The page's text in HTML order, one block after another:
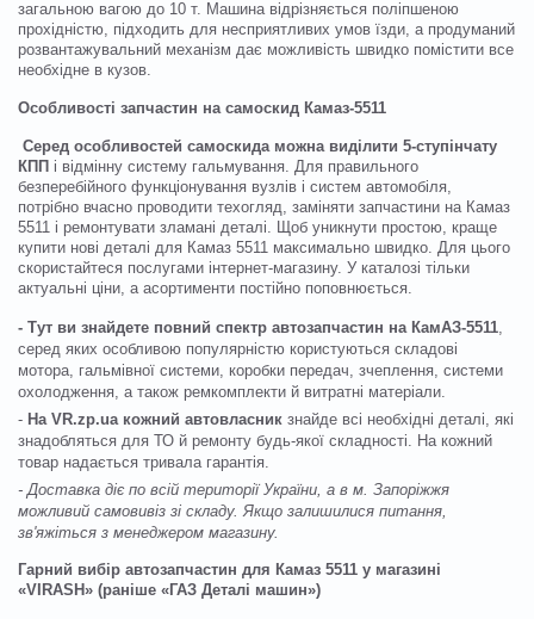
загальною вагою до 10 т. Машина відрізняється поліпшеною
прохідністю, підходить для несприятливих умов їзди, а продуманий
розвантажувальний механізм дає можливість швидко помістити все
необхідне в кузов.
Особливості запчастин на самоскид Камаз-5511
Серед особливостей самоскида можна виділити 5-ступінчату
КПП і відмінну систему гальмування. Для правильного
безперебійного функціонування вузлів і систем автомобіля,
потрібно вчасно проводити техогляд, заміняти запчастини на Камаз
5511 і ремонтувати зламані деталі. Щоб уникнути простою, краще
купити нові деталі для Камаз 5511 максимально швидко. Для цього
скористайтеся послугами інтернет-магазину. У каталозі тільки
актуальні ціни, а асортименти постійно поповнюється.
- Тут ви знайдете повний спектр автозапчастин на КамАЗ-5511,
серед яких особливою популярністю користуються складові
мотора, гальмівної системи, коробки передач, зчеплення, системи
охолодження, а також ремкомплекти й витратні матеріали.
- На VR.zp.ua кожний автовласник знайде всі необхідні деталі, які
знадобляться для ТО й ремонту будь-якої складності. На кожний
товар надається тривала гарантія.
- Доставка діє по всій території України, а в м. Запоріжжя
можливий самовивіз зі складу. Якщо залишилися питання,
зв'яжіться з менеджером магазину.
Гарний вибір автозапчастин для Камаз 5511 у магазині
«VIRASH» (раніше «ГАЗ Деталі машин»)